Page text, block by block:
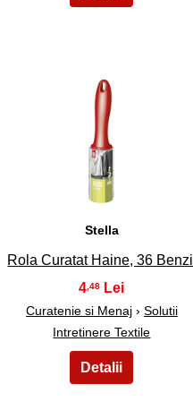
13
Stella
Rola Curatat Haine, 36 Benzi
4 ,48
Curatenie si Menaj› Solutii
Intretinere Textile